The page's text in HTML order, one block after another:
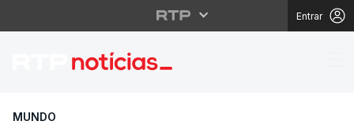
Entrar
"Não há alternativa
MUNDO